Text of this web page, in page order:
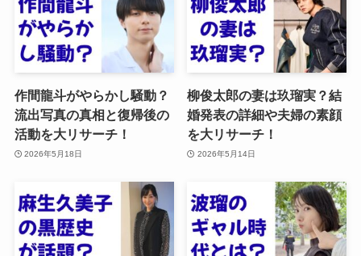
作間龍斗がやらかし騒動？
流出写真の真相と復帰後の
活動を大リサーチ！
2026年5月18日
柳俊太郎の妻は玖瑠実？結
婚発表の詳細や夫婦の素顔
を大リサーチ！
2026年5月14日